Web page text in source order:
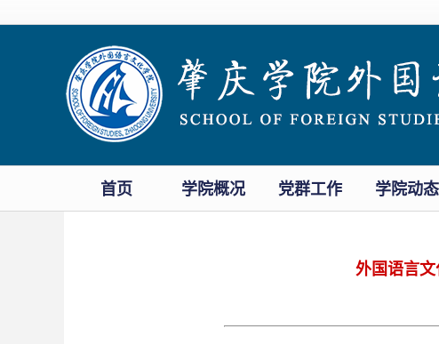
首页 学院概况 党群工作 学院动态
外国语言